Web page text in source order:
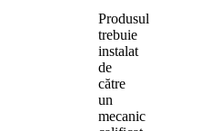
Produsul
trebuie
instalat
de
către
un
mecanic